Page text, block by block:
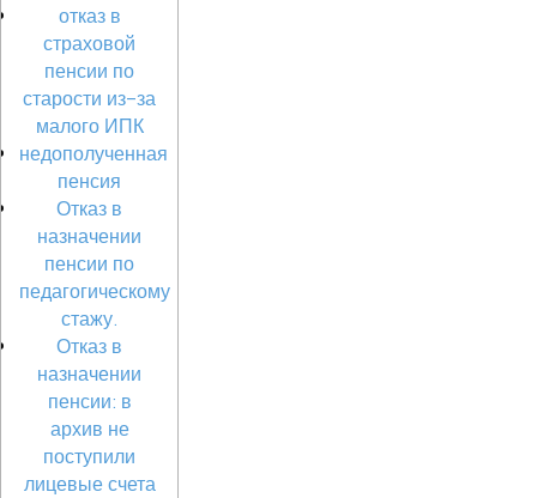
отказ в
страховой
пенсии по
старости из-за
малого ИПК
недополученная
пенсия
Отказ в
назначении
пенсии по
педагогическому
стажу.
Отказ в
назначении
пенсии: в
архив не
поступили
лицевые счета